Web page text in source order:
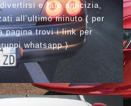
e fare amicizia,
all’ultimo minuto ( per
pagina trovi i link per
whatsapp )